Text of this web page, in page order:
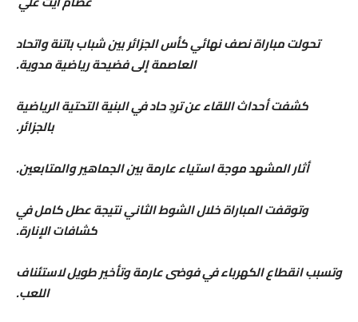
تحولت مباراة نصف نهائي كأس الجزائر بين شباب باتنة واتحاد
العاصمة إلى فضيحة رياضية مدوية.
كشفت أحداث اللقاء عن تردٍ حاد في البنية التحتية الرياضية
بالجزائر.
أثار المشهد موجة استياء عارمة بين الجماهير والمتابعين.
وتوقفت المباراة خلال الشوط الثاني نتيجة عطل كامل في
كشافات الإنارة.
وتسبب انقطاع الكهرباء في فوضى عارمة وتأخير طويل لاستئناف
اللعب.